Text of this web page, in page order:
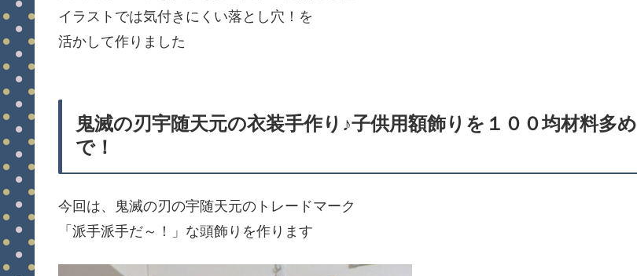
イラストでは気付きにくい落とし穴！を
活かして作りました
鬼滅の刃宇随天元の衣装手作り♪子供用額飾りを１００均材料多め
で！
今回は、鬼滅の刃の宇随天元のトレードマーク
「派手派手だ～！」な頭飾りを作ります